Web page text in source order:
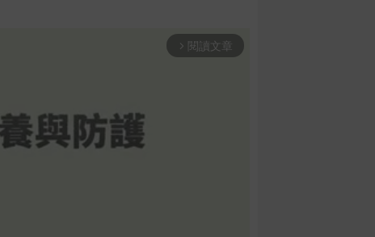
arrow_forward_ios 閱讀文章